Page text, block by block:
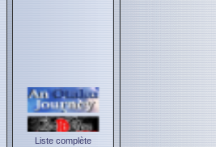
Liste complète